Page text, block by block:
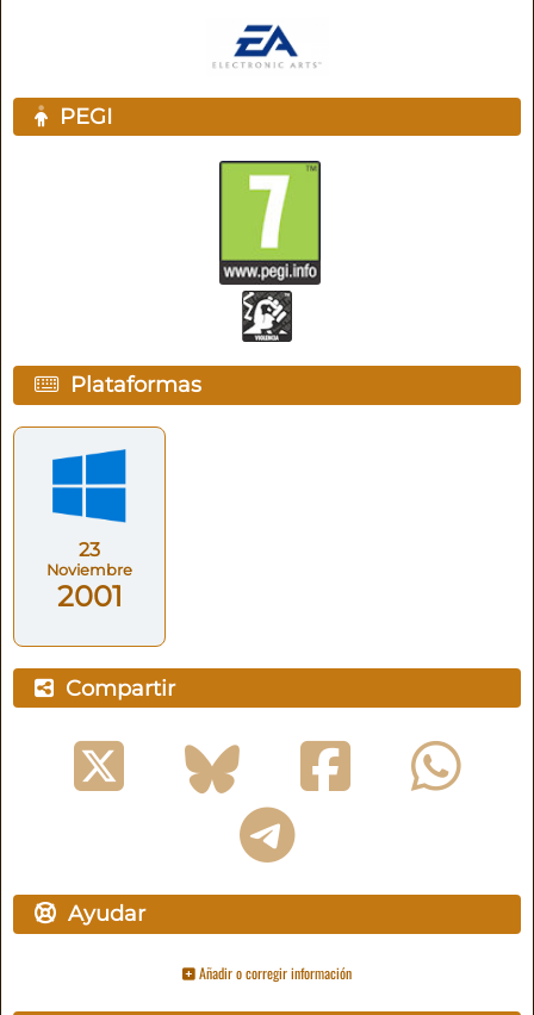
PEGI
Plataformas
23
Noviembre
2001
Compartir
Ayudar
Añadir o corregir información